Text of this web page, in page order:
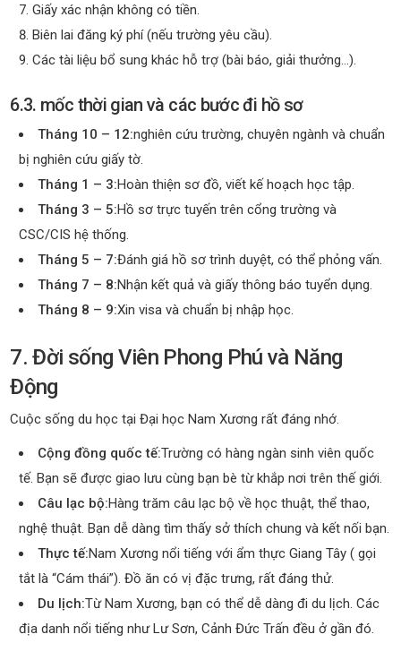
Giấy xác nhận không có tiền.
Biên lai đăng ký phí (nếu trường yêu cầu).
Các tài liệu bổ sung khác hỗ trợ (bài báo, giải thưởng…).
6.3. mốc thời gian và các bước đi hồ sơ
Tháng 10 – 12:nghiên cứu trường, chuyên ngành và chuẩn
bị nghiên cứu giấy tờ.
Tháng 1 – 3:Hoàn thiện sơ đồ, viết kế hoạch học tập.
Tháng 3 – 5:Hồ sơ trực tuyến trên cổng trường và
CSC/CIS hệ thống.
Tháng 5 – 7:Đánh giá hồ sơ trình duyệt, có thể phỏng vấn.
Tháng 7 – 8:Nhận kết quả và giấy thông báo tuyển dụng.
Tháng 8 – 9:Xin visa và chuẩn bị nhập học.
7. Đời sống Viên Phong Phú và Năng
Động
Cuộc sống du học tại Đại học Nam Xương rất đáng nhớ.
Cộng đồng quốc tế:Trường có hàng ngàn sinh viên quốc
tế. Bạn sẽ được giao lưu cùng bạn bè từ khắp nơi trên thế giới.
Câu lạc bộ:Hàng trăm câu lạc bộ về học thuật, thể thao,
nghệ thuật. Bạn dễ dàng tìm thấy sở thích chung và kết nối bạn.
Thực tế:Nam Xương nổi tiếng với ẩm thực Giang Tây ( gọi
tắt là “Cám thái”). Đồ ăn có vị đặc trưng, ​​rất đáng thử.
Du lịch:Từ Nam Xương, bạn có thể dễ dàng đi du lịch. Các
địa danh nổi tiếng như Lư Sơn, Cảnh Đức Trấn đều ở gần đó.